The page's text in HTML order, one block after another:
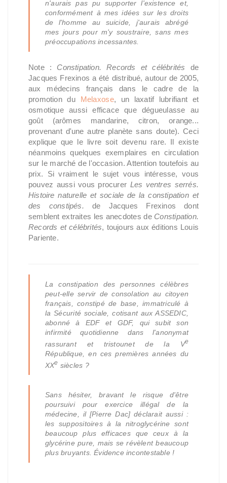
n'aurais pas pu supporter l'existence et,
conformément à mes idées sur les droits
de l'homme au suicide, j'aurais abrégé
mes jours pour m'y soustraire, sans mes
préoccupations incessantes.
Note : Constipation. Records et célébrités de
Jacques Frexinos a été distribué, autour de 2005,
aux médecins français dans le cadre de la
promotion du Melaxose, un laxatif lubrifiant et
osmotique aussi efficace que dégueulasse au
goût (arômes mandarine, citron, orange...
provenant d'une autre planète sans doute). Ceci
explique que le livre soit devenu rare. Il existe
néanmoins quelques exemplaires en circulation
sur le marché de l'occasion. Attention toutefois au
prix. Si vraiment le sujet vous intéresse, vous
pouvez aussi vous procurer Les ventres serrés.
Histoire naturelle et sociale de la constipation et
des constipés. de Jacques Frexinos dont
semblent extraites les anecdotes de Constipation.
Records et célébrités, toujours aux éditions Louis
Pariente.
La constipation des personnes célèbres
peut-elle servir de consolation au citoyen
français, constipé de base, immatriculé à
la Sécurité sociale, cotisant aux ASSEDIC,
abonné à EDF et GDF, qui subit son
infirmité quotidienne dans l'anonymat
rassurant et tristounet de la Ve
République, en ces premières années du
XXe siècles ?
Sans hésiter, bravant le risque d'être
poursuivi pour exercice illégal de la
médecine, il [Pierre Dac] déclarait aussi :
les suppositoires à la nitroglycérine sont
beaucoup plus efficaces que ceux à la
glycérine pure, mais se révèlent beaucoup
plus bruyants. Évidence incontestable !